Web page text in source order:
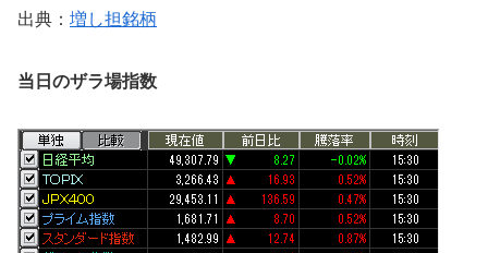
出典： 増し担銘柄
当日のザラ場指数